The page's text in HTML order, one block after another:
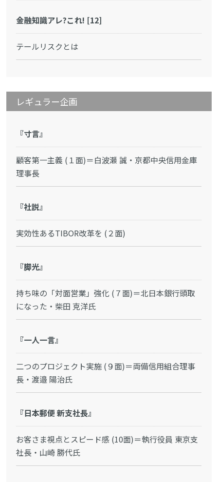
金融知識アレ?これ! [12]
テールリスクとは
レギュラー企画
『寸言』
顧客第一主義 (１面)＝白波瀬 誠・京都中央信用金庫
理事長
『社説』
実効性あるTIBOR改革を (２面)
『脚光』
持ち味の「対面営業」強化 (７面)＝北日本銀行頭取
になった・柴田 克洋氏
『一人一言』
二つのプロジェクト実施 (９面)＝両備信用組合理事
長・渡邉 陽治氏
『日本郵便 新支社長』
お客さま視点とスピード感 (10面)＝執行役員 東京支
社長・山崎 勝代氏